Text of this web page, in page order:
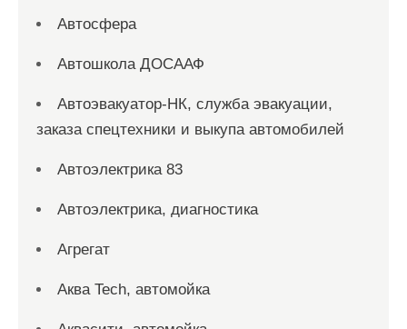
Автосфера
Автошкола ДОСААФ
Автоэвакуатор-НК, служба эвакуации,
заказа спецтехники и выкупа автомобилей
Автоэлектрика 83
Автоэлектрика, диагностика
Агрегат
Аква Tech, автомойка